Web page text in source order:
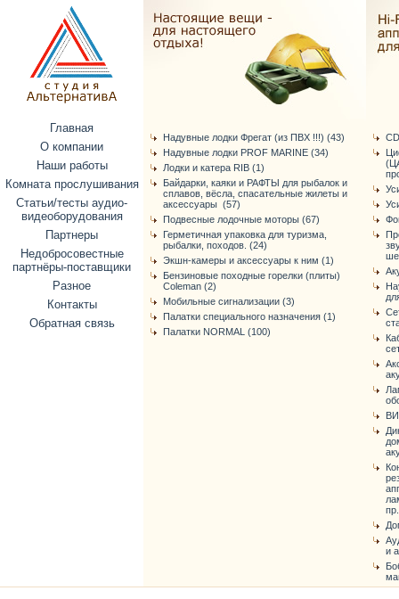
Главная
О компании
Наши работы
Комната прослушивания
Статьи/тесты аудио-
видеоборудования
Партнеры
Недобросовестные
партнёры-поставщики
Разное
Контакты
Обратная связь
Надувные лодки Фрегат (из ПВХ !!!) (43)
Надувные лодки PROF MARINE (34)
Лодки и катера RIB (1)
Байдарки, каяки и РАФТЫ для рыбалок и
сплавов, вёсла, спасательные жилеты и
аксессуары (57)
Подвесные лодочные моторы (67)
Герметичная упаковка для туризма,
рыбалки, походов. (24)
Экшн-камеры и аксессуары к ним (1)
Бензиновые походные горелки (плиты)
Coleman (2)
Мобильные сигнализации (3)
Палатки специального назначения (1)
Палатки NORMAL (100)
и